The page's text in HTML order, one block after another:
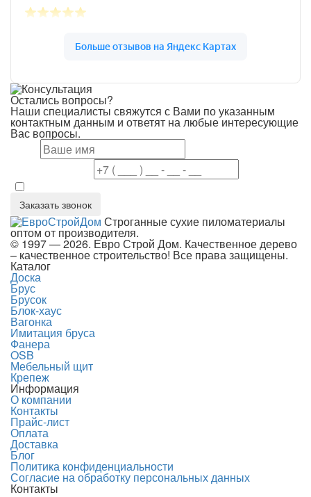
Остались вопросы?
Наши специалисты свяжутся с Вами по указанным
контактным данным и ответят на любые интересующие
Вас вопросы.
Заказать звонок
Строганные сухие пиломатериалы
оптом от производителя.
© 1997 — 2026. Евро Строй Дом. Качественное дерево
– качественное строительство! Все права защищены.
Каталог
Доска
Брус
Брусок
Блок-хаус
Вагонка
Имитация бруса
Фанера
OSB
Мебельный щит
Крепеж
Информация
О компании
Контакты
Прайс-лист
Оплата
Доставка
Блог
Политика конфиденциальности
Согласие на обработку персональных данных
Контакты